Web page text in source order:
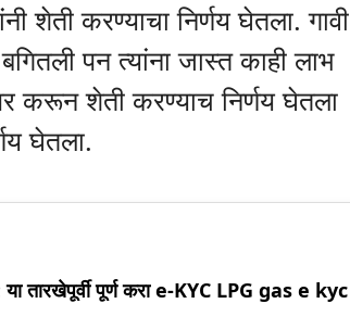
शेती करण्याचा निर्णय घेतला. गावी
पन त्यांना जास्त काही लाभ
करून शेती करण्याच निर्णय घेतला
घेतला.
या तारखेपूर्वी पूर्ण करा e-KYC LPG gas e kyc